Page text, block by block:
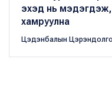
эхэд нь мэдэгдэж,
хамруулна
Цэдэнбалын